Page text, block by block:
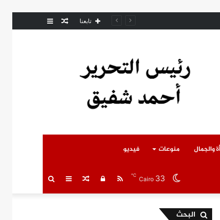
عمودمقال تابعنا
والجمال منوعات فيديو
بحث عمود مقالتسجيل RSS Cairo 33
℃
البحث